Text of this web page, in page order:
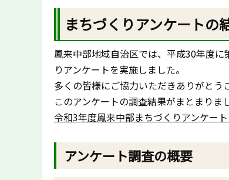
まちづくりアンケートの
鳳来中部地域自治区では、平成30年度
りアンケートを実施しました。
多くの皆様にご協力いただきありがとう
このアンケートの調査結果がまとまりま
令和3年度鳳来中部まちづくりアンケート
アンケート調査の概要